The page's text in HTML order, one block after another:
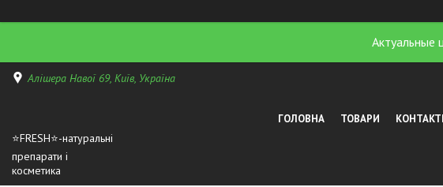
Актуальные
Алішера Навої 69, Київ, Україна
⭐FRESH⭐-натуральні
препарати і
косметика
ГОЛОВНА ТОВАРИ